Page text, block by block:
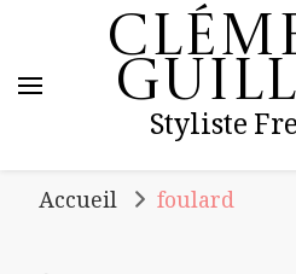
Styliste
Accueil foulard